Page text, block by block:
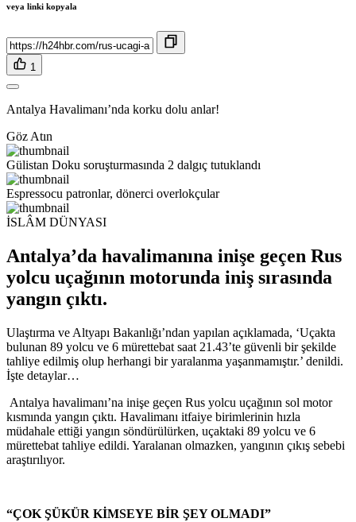
veya linki kopyala
1
Antalya Havalimanı’nda korku dolu anlar!
Göz Atın
Gülistan Doku soruşturmasında 2 dalgıç tutuklandı
Espressocu patronlar, dönerci overlokçular
İSLÂM DÜNYASI
Antalya’da havalimanına inişe geçen Rus
yolcu uçağının motorunda iniş sırasında
yangın çıktı.
Ulaştırma ve Altyapı Bakanlığı’ndan yapılan açıklamada, ‘Uçakta
bulunan 89 yolcu ve 6 mürettebat saat 21.43’te güvenli bir şekilde
tahliye edilmiş olup herhangi bir yaralanma yaşanmamıştır.’ denildi.
İşte detaylar…
Antalya havalimanı’na inişe geçen Rus yolcu uçağının sol motor
kısmında yangın çıktı. Havalimanı itfaiye birimlerinin hızla
müdahale ettiği yangın söndürülürken, uçaktaki 89 yolcu ve 6
mürettebat tahliye edildi. Yaralanan olmazken, yangının çıkış sebebi
araştırılıyor.
“ÇOK ŞÜKÜR KİMSEYE BİR ŞEY OLMADI”